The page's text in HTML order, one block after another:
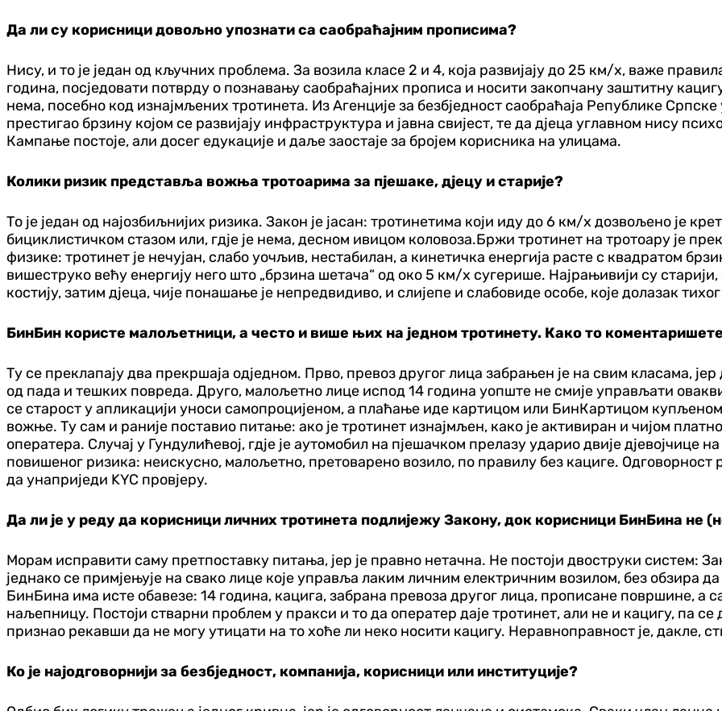
Да ли су корисници довољно упознати са саобраћајним прописима?
Нису, и то је један од кључних проблема. За возила класе 2 и 4, која развијају до 25 км/х, важе
година, посједовати потврду о познавању саобраћајних прописа и носити закопчану заштитну
нема, посебно код изнајмљених тротинета. Из Агенције за безбједност саобраћаја Рeпублике Српске
престигао брзину којом се развијају инфраструктура и јавна свијест, те да д‌јеца углавном нису
Кампање постоје, али досег едукације и даље заостаје за бројем корисника на улицама.
Колики ризик представља вожња тротоарима за пјешаке, д‌јецу и старије?
То је један од најозбиљнијих ризика. Закон је јасан: тротинетима који иду до 6 км/х дозвољено је
бициклистичком стазом или, гд‌је је нема, десном ивицом коловоза.Бржи тротинет на тротоару је
физике: тротинет је нечујан, слабо уочљив, нестабилан, а кинетичка енергија расте с квадратом
вишеструко већу енергију него што „брзина шетача“ од око 5 км/х сугерише. Најрањивији су
костију, затим д‌јеца, чије понашање је непредвидиво, и слијепе и слабовиде особе, које долазак
БинБин користе малољетници, а често и више њих на једном тротинету. Како то
Ту се преклапају два прекршаја од‌једном. Прво, превоз другог лица забрањен је на свим класама,
од пада и тешких повреда. Друго, малољетно лице испод 14 година уопште не смије управљати
се старост у апликацији уноси самопроцијеном, а плаћање иде картицом или БинКартицом купљеном
вожње. Ту сам и раније поставио питање: ако је тротинет изнајмљен, како је активиран и чијом
оператера. Случај у Гундулићевој, гд‌је је аутомобил на пјешачком прелазу ударио двије д‌јевојчице
повишеног ризика: неискусно, малољетно, претоварено возило, по правилу без кациге. Одговорност
да унаприједи KYC провјеру.
Да ли је у реду да корисници личних тротинета подлијежу Закону, док корисници БинБина не
Морам исправити саму претпоставку питања, јер је правно нетачна. Не постоји двоструки систем:
једнако се примјењује на свако лице које управља лаким личним електричним возилом, без обзира
БинБина има исте обавезе: 14 година, кацига, забрана превоза другог лица, прописане површине, а
наљепницу. Постоји стварни проблем у пракси и то да оператер даје тротинет, али не и кацигу, па
признао рекавши да не могу утицати на то хоће ли неко носити кацигу. Неравноправност је, дакле,
Ко је најодговорнији за безбједност, компанија, корисници или институције?